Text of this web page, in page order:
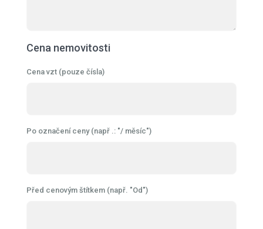
Cena nemovitosti
Cena vzt (pouze čísla)
Po označení ceny (např .: "/ měsíc")
Před cenovým štítkem (např. "Od")